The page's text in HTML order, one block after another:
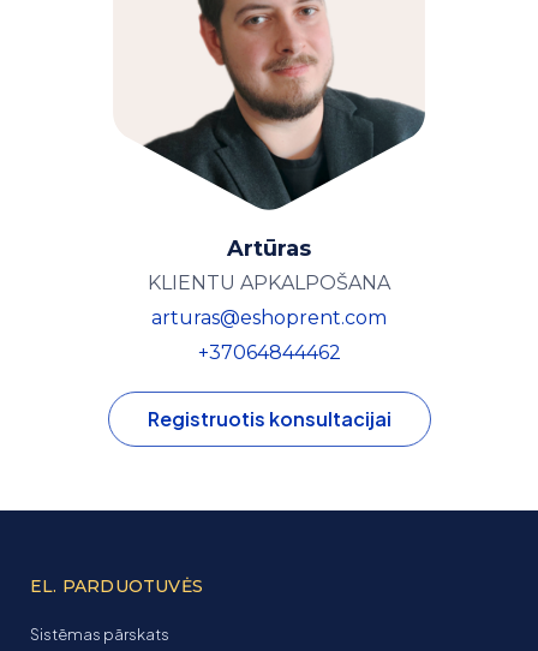
Artūras
KLIENTU APKALPOŠANA
arturas@eshoprent.com
+37064844462
Registruotis konsultacijai
EL. PARDUOTUVĖS
Sistēmas pārskats